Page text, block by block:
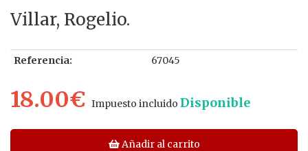
Villar, Rogelio.
Referencia: 67045
18.00€ Impuesto incluido Disponible
Añadir al carrito